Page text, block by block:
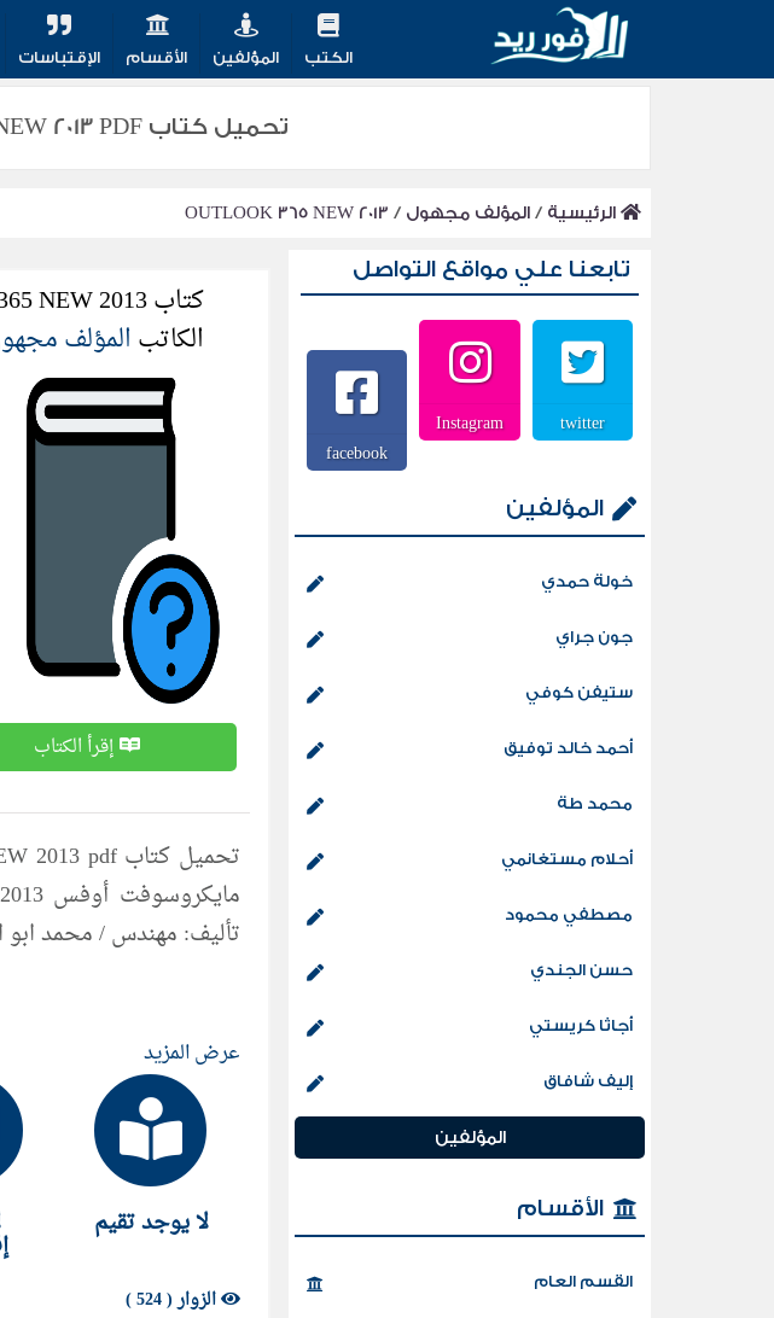
الكتب المؤلفين الأقسام الإقتباسات
تحميل كتاب OUTLOOK 365 NEW 2013 PDF - المؤلف مجهول
الرئيسية /المؤلف مجهول /
OUTLOOK 365 NEW 2013
كتاب OUTLOOK 365 NEW 2013
الكاتب المؤلف
إقرأ الكتاب
تأليف: مهندس / محمد ابو
عرض المزيد
لا يوجد تقيم
الزوار ( 524 )
تابعنا علي مواقع التواصل
twitter
Instagram
facebook
المؤلفين
خولة حمدي
جون جراي
ستيفن كوفي
أحمد خالد توفيق
محمد طة
أحلام مستغانمي
مصطفي محمود
حسن الجندي
أجاثا كريستي
إليف شافاق
المؤلفين
الأقسام
القسم العام